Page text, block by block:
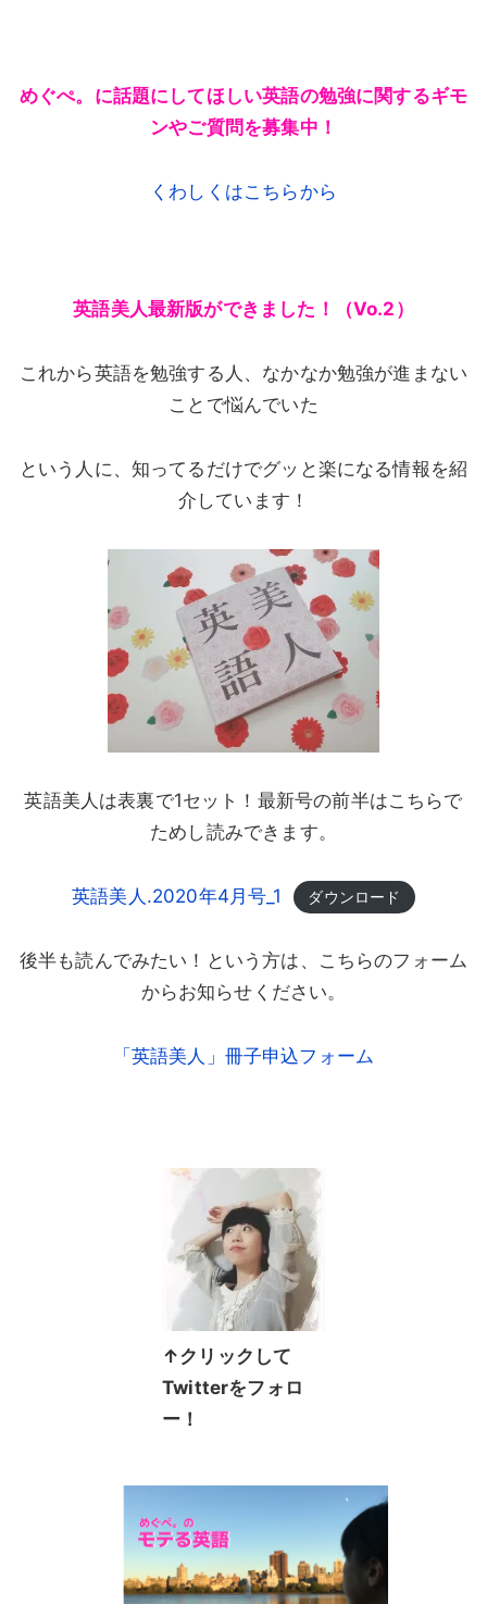
めぐぺ。に話題にしてほしい英語の勉強に関するギモ
ンやご質問を募集中！
くわしくはこちらから
英語美人最新版ができました！（Vo.2）
これから英語を勉強する人、なかなか勉強が進まない
ことで悩んでいた
という人に、知ってるだけでグッと楽になる情報を紹
介しています！
英語美人は表裏で1セット！最新号の前半はこちらで
ためし読みできます。
英語美人.2020年4月号_1 ダウンロード
後半も読んでみたい！という方は、こちらのフォーム
からお知らせください。
「英語美人」冊子申込フォーム
↑クリックして
Twitterをフォロ
ー！